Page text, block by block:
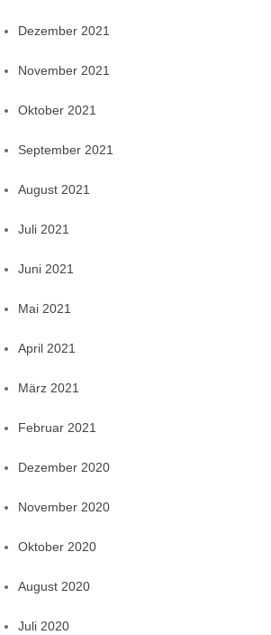
Dezember 2021
November 2021
Oktober 2021
September 2021
August 2021
Juli 2021
Juni 2021
Mai 2021
April 2021
März 2021
Februar 2021
Dezember 2020
November 2020
Oktober 2020
August 2020
Juli 2020